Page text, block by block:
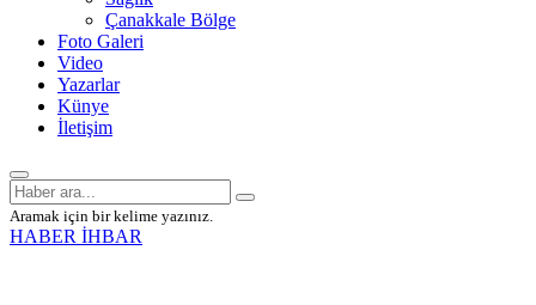
Çanakkale Bölge
Foto Galeri
Video
Yazarlar
Künye
İletişim
Aramak için bir kelime yazınız.
HABER İHBAR